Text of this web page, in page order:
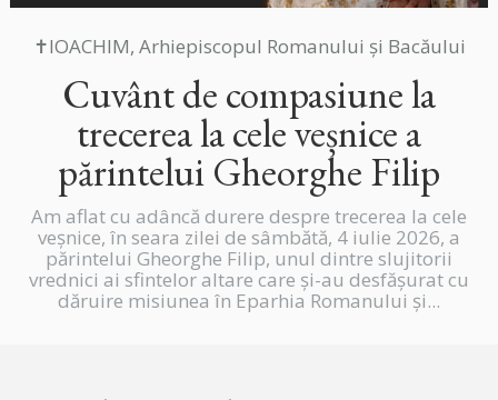
✝IOACHIM, Arhiepiscopul Romanului și Bacăului
Cuvânt de compasiune la
trecerea la cele veșnice a
părintelui Gheorghe Filip
Am aflat cu adâncă durere despre trecerea la cele
veșnice, în seara zilei de sâmbătă, 4 iulie 2026, a
părintelui Gheorghe Filip, unul dintre slujitorii
vrednici ai sfintelor altare care și-au desfășurat cu
dăruire misiunea în Eparhia Romanului și...